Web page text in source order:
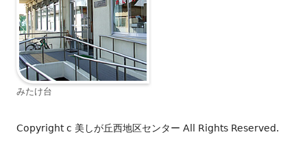
みたけ台
Copyright c 美しが丘西地区センター All Rights Reserved.